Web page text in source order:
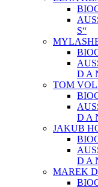
S“
D A
TOM
D A
JAKUB
D A
MAREK